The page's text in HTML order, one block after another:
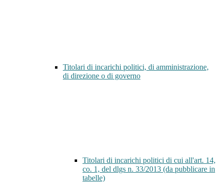
Titolari di incarichi politici, di amministrazione,
di direzione o di governo
Titolari di incarichi politici di cui all'art. 14,
co. 1, del dlgs n. 33/2013 (da pubblicare in
tabelle)